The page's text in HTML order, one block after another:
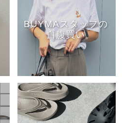
BUYMAスタッフの
自腹買い